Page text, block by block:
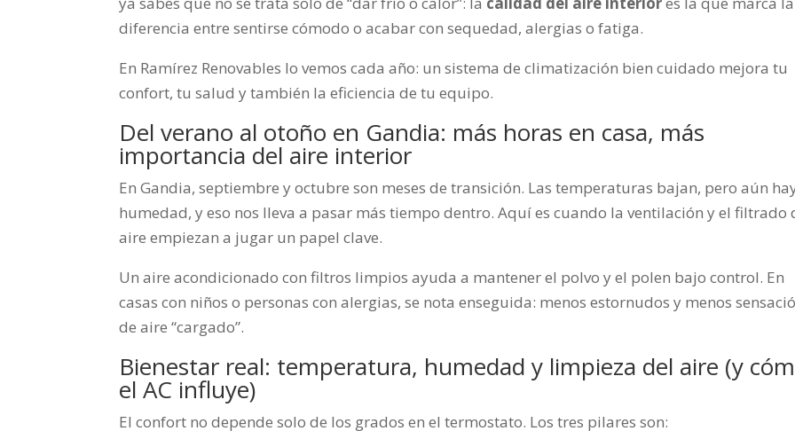
diferencia entre sentirse cómodo o acabar con sequedad, alergias o fatiga.
En Ramírez Renovables lo vemos cada año: un sistema de climatización bien cuidado mejora tu
confort, tu salud y también la eficiencia de tu equipo.
Del verano al otoño en Gandia: más horas en casa, más
importancia del aire interior
En Gandia, septiembre y octubre son meses de transición. Las temperaturas bajan, pero aún
humedad, y eso nos lleva a pasar más tiempo dentro. Aquí es cuando la ventilación y el filtrado
aire empiezan a jugar un papel clave.
Un aire acondicionado con filtros limpios ayuda a mantener el polvo y el polen bajo control. En
casas con niños o personas con alergias, se nota enseguida: menos estornudos y menos
de aire “cargado”.
Bienestar real: temperatura, humedad y limpieza del aire (y
el AC influye)
El confort no depende solo de los grados en el termostato. Los tres pilares son: